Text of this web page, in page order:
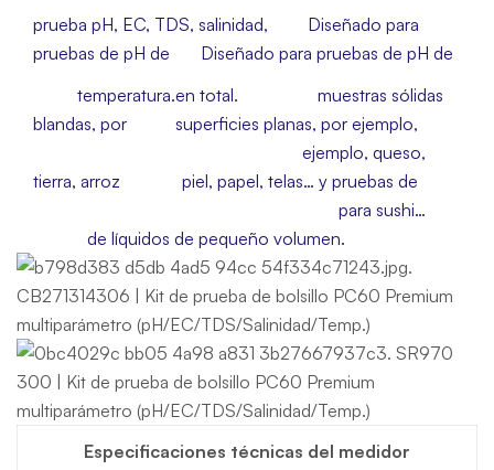
prueba pH, EC, TDS, salinidad, Diseñado para
pruebas de pH de Diseñado para pruebas de pH de
temperatura.en total. muestras sólidas
blandas, por superficies planas, por ejemplo,
ejemplo, queso,
tierra, arroz
piel, papel, telas… y pruebas de
para sushi…
de líquidos de pequeño volumen.
Especificaciones técnicas del medidor